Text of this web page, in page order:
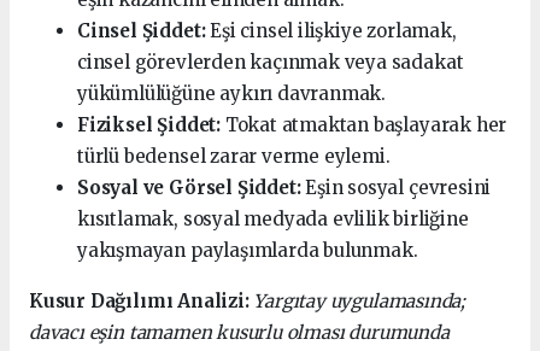
Cinsel Şiddet:Eşi cinsel ilişkiye zorlamak,
cinsel görevlerden kaçınmak veya sadakat
yükümlülüğüne aykırı davranmak.
Fiziksel Şiddet:Tokat atmaktan başlayarak her
türlü bedensel zarar verme eylemi.
Sosyal ve Görsel Şiddet:Eşin sosyal çevresini
kısıtlamak, sosyal medyada evlilik birliğine
yakışmayan paylaşımlarda bulunmak.
Kusur Dağılımı Analizi: Yargıtay uygulamasında;
davacı eşin tamamen kusurlu olması durumunda